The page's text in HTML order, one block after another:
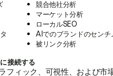
競合他社分析
マーケット分析
ローカルSEO
AIでのブランドのセンチ
被リンク分析
接続する
フィック、可視性、および